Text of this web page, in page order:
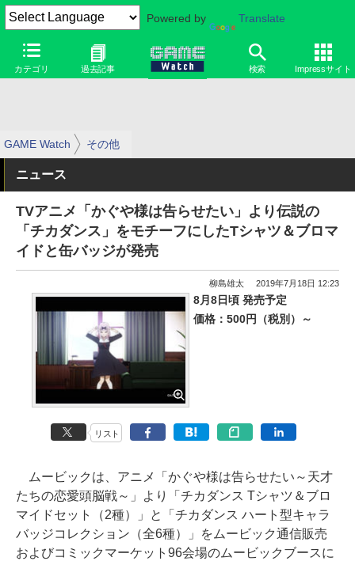
Powered by Translate
カテゴリ 過去記事 検索 Impressサイト
GAME Watch その他
ニュース
TVアニメ「かぐや様は告らせたい」より伝説の
「チカダンス」をモチーフにしたTシャツ＆ブロマ
イドと缶バッジが発売
柳島雄太 2019年7月18日 12:23
8月8日頃 発売予定
価格：500円（税別）～
リスト
ムービックは、アニメ「かぐや様は告らせたい～天才
たちの恋愛頭脳戦～」より「チカダンス Tシャツ＆ブロ
マイドセット（2種）」と「チカダンス ハート型キャラ
バッジコレクション（全6種）」をムービック通信販売
およびコミックマーケット96会場のムービックブースに